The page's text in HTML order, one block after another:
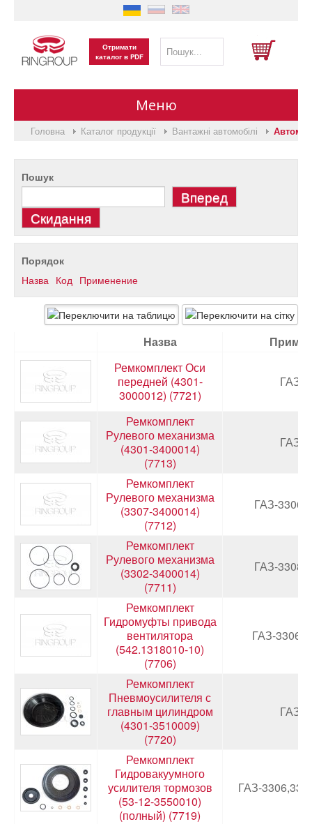
Отримати
каталог в PDF
Меню
Головна
Виготовлення на замовлення
Каталог продукції
Про нас
Вакансії
Контакти
Головна Каталог продукції Вантажні автомобілі
Пошук
Порядок
Назва Код Применение
Назва
Ремкомплект Оси
передней (4301-
3000012) (7721)
ГАЗ-
Ремкомплект
Рулевого механизма
(4301-3400014)
(7713)
ГАЗ-
Ремкомплект
Рулевого механизма
(3307-3400014)
(7712)
ГАЗ-
Ремкомплект
Рулевого механизма
(3302-3400014)
(7711)
ГАЗ-
Ремкомплект
Гидромуфты привода
вентилятора
(542.1318010-10)
(7706)
ГАЗ-
Ремкомплект
Пневмоусилителя с
главным цилиндром
(4301-3510009)
(7720)
ГАЗ-
Ремкомплект
Гидровакуумного
усилителя тормозов
(53-12-3550010)
(полный) (7719)
ГАЗ-